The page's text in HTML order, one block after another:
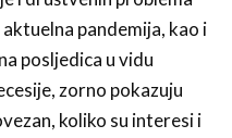
pandemija, kao i
posljedica u vidu
zorno pokazuju
koliko su interesi i